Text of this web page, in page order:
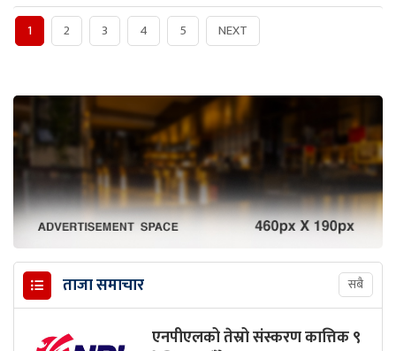
आइतबार, चैत ३१, २०८१
ताजा समाचार सबै